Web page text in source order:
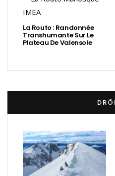
La Routo : Randonnée
Transhumante Sur Le
Plateau De Valensole